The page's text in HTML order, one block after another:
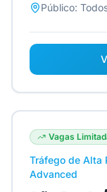
Público:
Vagas
Tráfego de Alta
Advanced